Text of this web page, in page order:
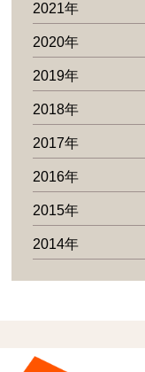
2021年
2020年
2019年
2018年
2017年
2016年
2015年
2014年